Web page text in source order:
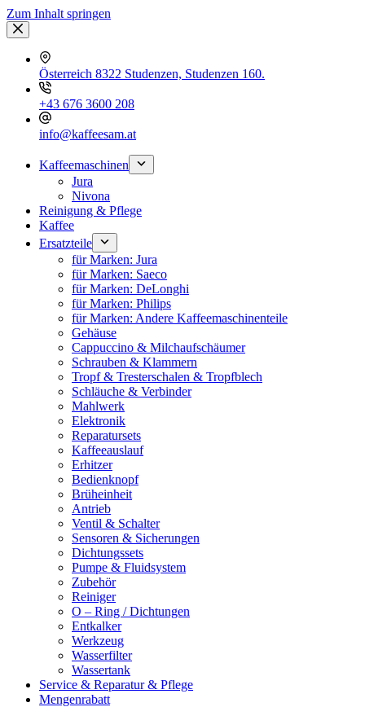
Zum Inhalt springen
Österreich 8322 Studenzen, Studenzen 160.
+43 676 3600 208
info@kaffeesam.at
Kaffeemaschinen
Jura
Nivona
Reinigung & Pflege
Kaffee
Ersatzteile
für Marken: Jura
für Marken: Saeco
für Marken: DeLonghi
für Marken: Philips
für Marken: Andere Kaffeemaschinenteile
Gehäuse
Cappuccino & Milchaufschäumer
Schrauben & Klammern
Tropf & Tresterschalen & Tropfblech
Schläuche & Verbinder
Mahlwerk
Elektronik
Reparatursets
Kaffeeauslauf
Erhitzer
Bedienknopf
Brüheinheit
Antrieb
Ventil & Schalter
Sensoren & Sicherungen
Dichtungssets
Pumpe & Fluidsystem
Zubehör
Reiniger
O – Ring / Dichtungen
Entkalker
Werkzeug
Wasserfilter
Wassertank
Service & Reparatur & Pflege
Mengenrabatt